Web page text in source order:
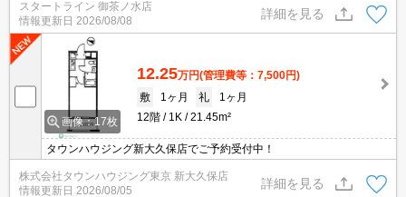
スタートライン 御茶ノ水店
情報更新日 2026/08/08
詳細を見る
画像：17枚
12.25万円(管理費等：7,500円)
敷
1ヶ月 礼
1ヶ月
12階
1K 21.45m²
タウンハウジング新大久保店でご予約受付中！
株式会社タウンハウジング東京 新大久保店
情報更新日 2026/08/05
詳細を見る